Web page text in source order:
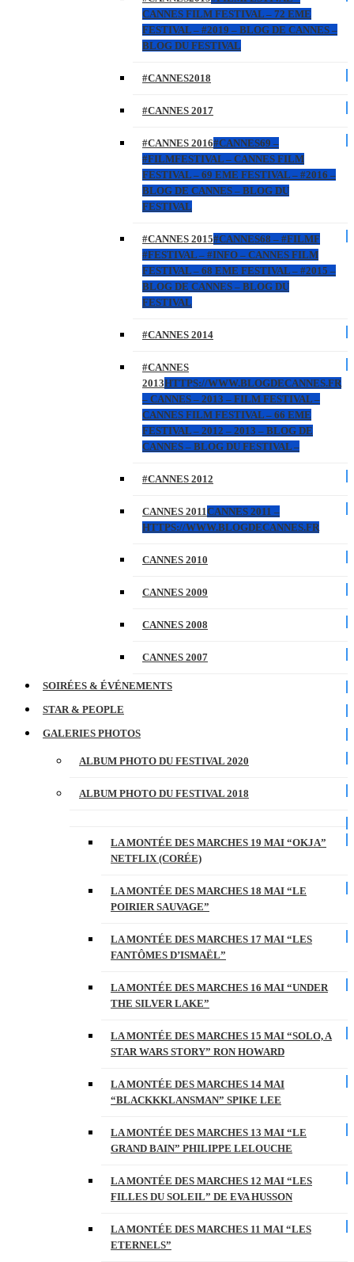
CANNES FILM FESTIVAL – 72 EME
FESTIVAL – #2019 – BLOG DE CANNES –
BLOG DU FESTIVAL
#CANNES2018
#CANNES 2017
#CANNES 2016#CANNES69 –
#FILMFESTIVAL – CANNES FILM
FESTIVAL – 69 EME FESTIVAL – #2016 –
BLOG DE CANNES – BLOG DU
FESTIVAL
#CANNES 2015#CANNES68 – #FILMF
#FESTIVAL – #INFO – CANNES FILM
FESTIVAL – 68 EME FESTIVAL – #2015 –
BLOG DE CANNES – BLOG DU
FESTIVAL
#CANNES 2014
#CANNES
2013HTTPS://WWW.BLOGDECANNES.FR
– CANNES – 2013 – FILM FESTIVAL –
CANNES FILM FESTIVAL – 66 EME
FESTIVAL – 2012 – 2013 – BLOG DE
CANNES – BLOG DU FESTIVAL –
#CANNES 2012
CANNES 2011CANNES 2011 –
HTTPS://WWW.BLOGDECANNES.FR
CANNES 2010
CANNES 2009
CANNES 2008
CANNES 2007
SOIRÉES & ÉVÉNEMENTS
STAR & PEOPLE
GALERIES PHOTOS
ALBUM PHOTO DU FESTIVAL 2020
ALBUM PHOTO DU FESTIVAL 2018
LA MONTÉE DES MARCHES 19 MAI “OKJA”
NETFLIX (CORÉE)
LA MONTÉE DES MARCHES 18 MAI “LE
POIRIER SAUVAGE”
LA MONTÉE DES MARCHES 17 MAI “LES
FANTÔMES D’ISMAËL”
LA MONTÉE DES MARCHES 16 MAI “UNDER
THE SILVER LAKE”
LA MONTÉE DES MARCHES 15 MAI “SOLO, A
STAR WARS STORY” RON HOWARD
LA MONTÉE DES MARCHES 14 MAI
“BLACKKKLANSMAN” SPIKE LEE
LA MONTÉE DES MARCHES 13 MAI “LE
GRAND BAIN” PHILIPPE LELOUCHE
LA MONTÉE DES MARCHES 12 MAI “LES
FILLES DU SOLEIL” DE EVA HUSSON
LA MONTÉE DES MARCHES 11 MAI “LES
ETERNELS”